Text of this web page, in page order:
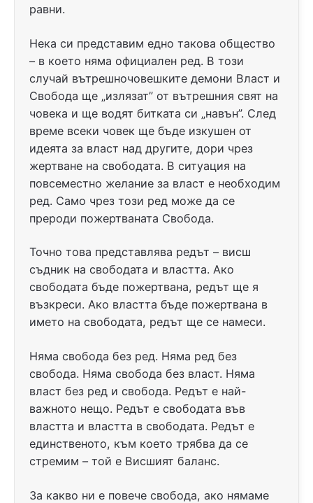
равни.
Нека си представим едно такова общество
– в което няма официален ред. В този
случай вътрешночовешките демони Власт и
Свобода ще „излязат” от вътрешния свят на
човека и ще водят битката си „навън”. След
време всеки човек ще бъде изкушен от
идеята за власт над другите, дори чрез
жертване на свободата. В ситуация на
повсеместно желание за власт е необходим
ред. Само чрез този ред може да се
прероди пожертваната Свобода.
Точно това представлява редът – висш
съдник на свободата и властта. Ако
свободата бъде пожертвана, редът ще я
възкреси. Ако властта бъде пожертвана в
името на свободата, редът ще се намеси.
Няма свобода без ред. Няма ред без
свобода. Няма свобода без власт. Няма
власт без ред и свобода. Редът е най-
важното нещо. Редът е свободата във
властта и властта в свободата. Редът е
единственото, към което трябва да се
стремим – той е Висшият баланс.
За какво ни е повече свобода, ако нямаме